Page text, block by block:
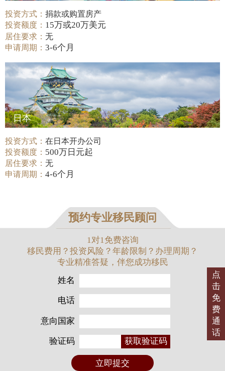
投资方式：捐款或购置房产
投资额度： 15万或20万美元
居住要求：无
申请周期：3-6个月
日本
投资方式：在日本开办公司
投资额度： 500万日元起
居住要求：无
申请周期：4-6个月
预约专业移民顾问
1对1免费咨询
移民费用？投资风险？年龄限制？办理周期？
专业精准答疑，伴您成功移民
姓名
电话
意向国家
验证码 获取验证码
立即提交
点
击
免
费
通
话